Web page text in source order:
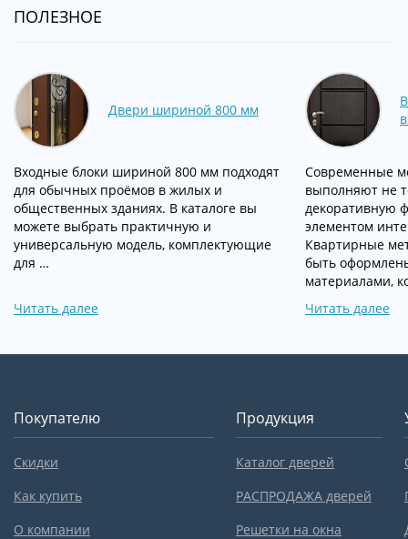
ПОЛЕЗНОЕ
Двери шириной 800 мм
Входные блоки шириной 800 мм подходят
для обычных проёмов в жилых и
общественных зданиях. В каталоге вы
можете выбрать практичную и
универсальную модель, комплектующие
для …
Читать далее
Современные
выполняют не
декоративную
элементом
Квартирные
быть
материалами,
Читать далее
Покупателю
Скидки
Как купить
О компании
Продукция
Каталог дверей
РАСПРОДАЖА дверей
Решетки на окна